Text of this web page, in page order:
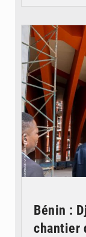
Bénin :
chantier